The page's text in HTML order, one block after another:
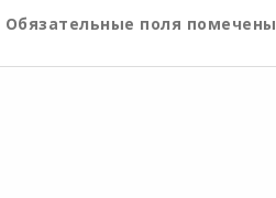
Обязательные поля помечены